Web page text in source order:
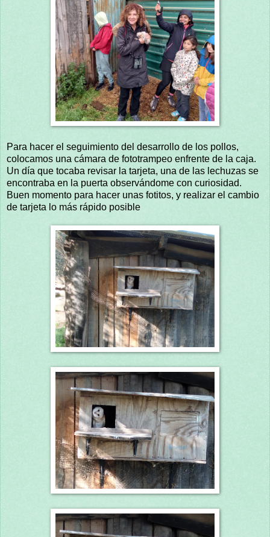
Para hacer el seguimiento del desarrollo de los pollos,
colocamos una cámara de fototrampeo enfrente de la caja.
Un día que tocaba revisar la tarjeta, una de las lechuzas se
encontraba en la puerta observándome con curiosidad.
Buen momento para hacer unas fotitos, y realizar el cambio
de tarjeta lo más rápido posible